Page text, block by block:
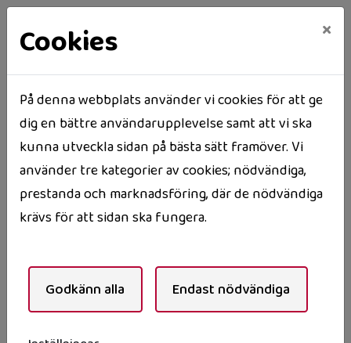
Hem
Nyhetsarkiv
Välkommen till öppet hus på Snödroppen!
Välkommen till öppet
hus på Snödroppen!
Nu står Trygghetsboendet Snödroppen klart för
inflyttning – och det vill vi gärna visa upp!
Cookies ×
På denna webbplats använder vi cookies för att ge
dig en bättre användarupplevelse samt att vi ska
kunna utveckla sidan på bästa sätt framöver. Vi
använder tre kategorier av cookies; nödvändiga,
prestanda och marknadsföring, där de nödvändiga
krävs för att sidan ska fungera.
Godkänn alla Endast nödvändiga